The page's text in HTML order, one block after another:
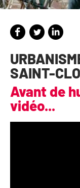
SAINT-
Avant de
vidéo...